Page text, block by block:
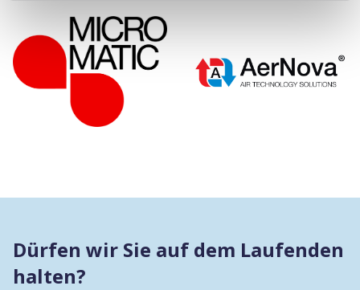
Dürfen wir Sie auf dem Laufenden
halten?